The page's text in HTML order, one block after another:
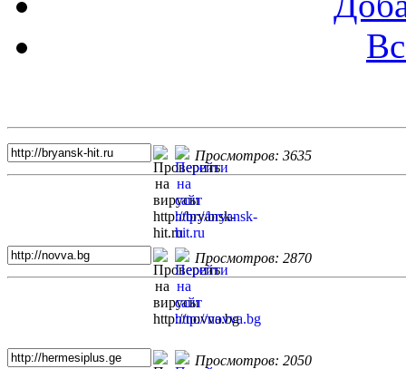
Просмотров: 3635
Просмотров: 2870
Просмотров: 2050